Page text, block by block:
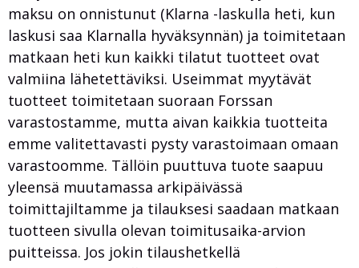
maksu on onnistunut (Klarna -laskulla heti, kun
laskusi saa Klarnalla hyväksynnän) ja toimitetaan
matkaan heti kun kaikki tilatut tuotteet ovat
valmiina lähetettäviksi. Useimmat myytävät
tuotteet toimitetaan suoraan Forssan
varastostamme, mutta aivan kaikkia tuotteita
emme valitettavasti pysty varastoimaan omaan
varastoomme. Tällöin puuttuva tuote saapuu
yleensä muutamassa arkipäivässä
toimittajiltamme ja tilauksesi saadaan matkaan
tuotteen sivulla olevan toimitusaika-arvion
puitteissa. Jos jokin tilaushetkellä